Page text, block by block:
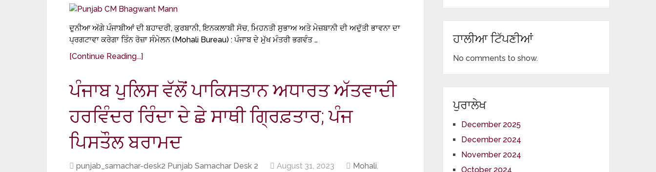
ਦੁਨੀਆ ਅੱਗੇ ਪੰਜਾਬੀਆਂ ਦੀ ਬਹਾਦਰੀ, ਕੁਰਬਾਨੀ, ਇਨਕਲਾਬੀ ਸੋਚ, ਮਿਹਨਤੀ ਸੁਭਾਅ ਅਤੇ ਮੇਜ਼ਬਾਨੀ ਦੀ ਅਦੁੱਤੀ ਭਾਵਨਾ ਦਾ
ਪ੍ਰਗਟਾਵਾ ਕਰੇਗਾ ਤਿੰਨ ਰੋਜ਼ਾ ਸੰਮੇਲਨ (Mohali Bureau) : ਪੰਜਾਬ ਦੇ ਮੁੱਖ ਮੰਤਰੀ ਭਗਵੰਤ …
[Continue Reading...]
ਪੰਜਾਬ ਪੁਲਿਸ ਵੱਲੋਂ ਪਾਕਿਸਤਾਨ ਅਧਾਰਤ ਅੱਤਵਾਦੀ
ਹਰਵਿੰਦਰ ਰਿੰਦਾ ਦੇ ਛੇ ਸਾਥੀ ਗ੍ਰਿਫ਼ਤਾਰ; ਪੰਜ
ਪਿਸਤੌਲ ਬਰਾਮਦ
punjab_samachar-desk2 Punjab Samachar Desk 2 August 31, 2023 Mohali,
ਹਾਲੀਆ ਟਿੱਪਣੀਆਂ
No comments to show.
ਪੁਰਾਲੇਖ
December 2025
December 2024
November 2024
October 2024